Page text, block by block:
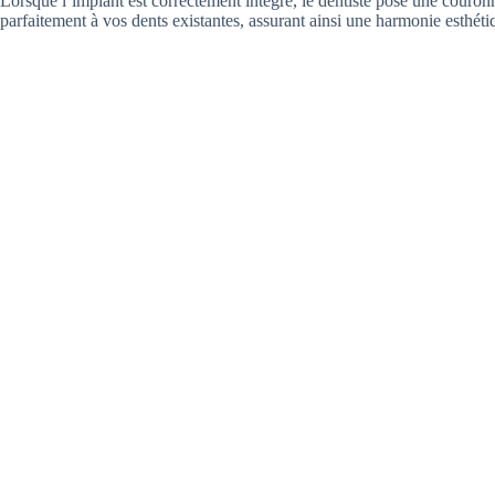
parfaitement à vos dents existantes, assurant ainsi une harmonie